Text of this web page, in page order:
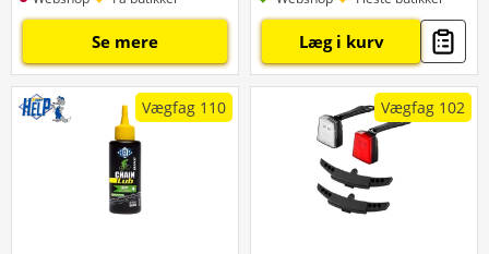
Se mere Læg i kurv
Vægfag 110 Vægfag 102